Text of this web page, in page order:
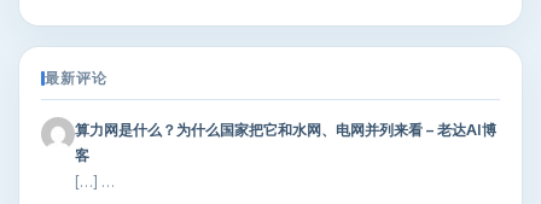
最新评论
算力网是什么？为什么国家把它和水网、电网并列来看 – 老达AI博
客
[…] …